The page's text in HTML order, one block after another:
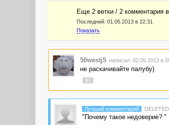
Еще 2 ветки / 2 комментария
Последний: 01.05.2013 в 22:31
Показать
50westj5 написал 02.05.2013 в
не раскачивайте палубу)
#7
Лучший комментарий DELETED
"Почему такое недоверие?